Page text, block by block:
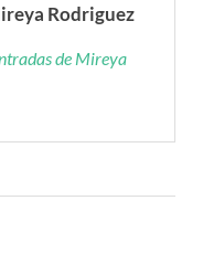
Rodriguez
de Mireya